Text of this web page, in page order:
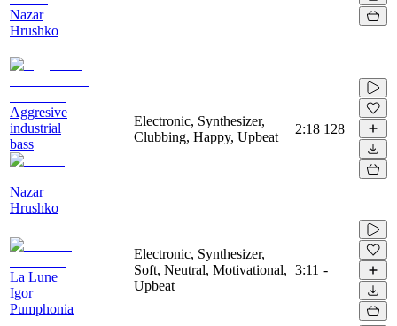
Nazar
Hrushko
Aggresive
industrial
bass
Nazar
Hrushko
Electronic, Synthesizer,
Clubbing, Happy, Upbeat
2:18 128
La Lune
Igor
Pumphonia
Electronic, Synthesizer,
Soft, Neutral, Motivational,
Upbeat
3:11 -